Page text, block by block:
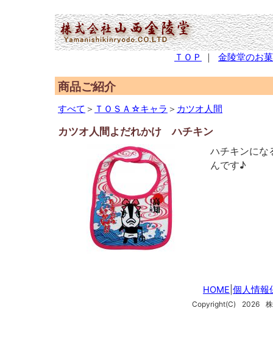
ＴＯＰ ｜ 金陵堂のお
商品ご紹介
すべて ＞ ＴＯＳＡ☆キャラ ＞ カツオ人間
カツオ人間よだれかけ ハチキン
ハチキンにな
んです♪
HOME 個人情報
Copyright(C) 2026